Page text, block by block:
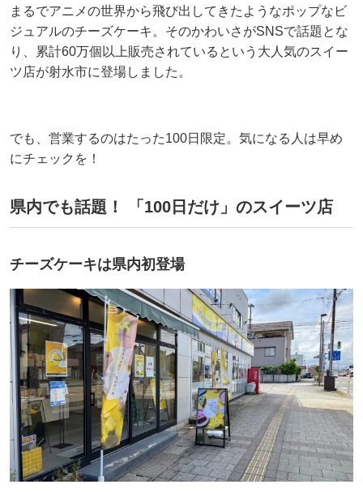
まるでアニメの世界から飛び出してきたようなポップなビ
ジュアルのチーズケーキ。そのかわいさがSNSで話題とな
り、累計60万個以上販売されているという大人気のスイー
ツ店が射水市に登場しました。
でも、営業するのはたった100日限定。気になる人は早め
にチェックを！
県内でも話題！ 「100日だけ」のスイーツ店
チーズケーキは県内初登場